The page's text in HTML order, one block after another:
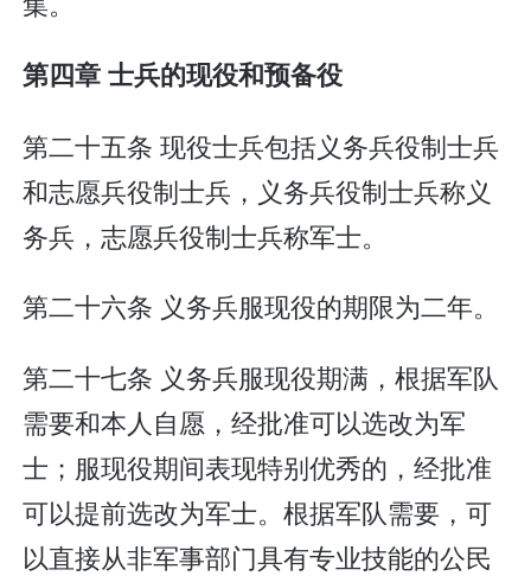
第四章 士兵的现役和预备役
第二十五条 现役士兵包括义务兵役制士兵
和志愿兵役制士兵，义务兵役制士兵称义
务兵，志愿兵役制士兵称军士。
第二十六条 义务兵服现役的期限为二年。
第二十七条 义务兵服现役期满，根据军队
需要和本人自愿，经批准可以选改为军
士；服现役期间表现特别优秀的，经批准
可以提前选改为军士。根据军队需要，可
以直接从非军事部门具有专业技能的公民